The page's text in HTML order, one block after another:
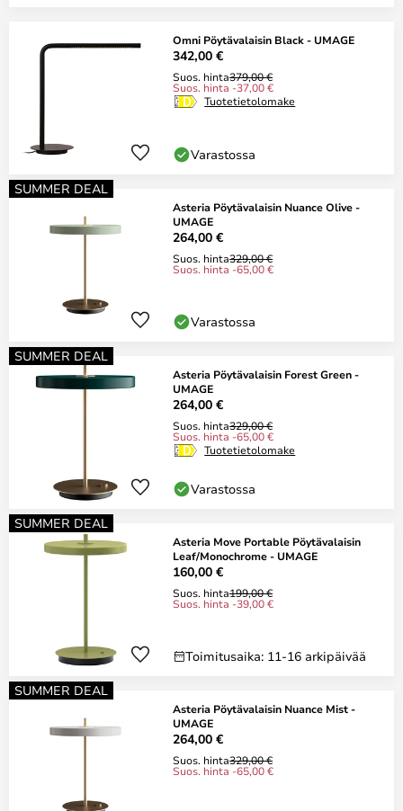
Omni Pöytävalaisin Black - UMAGE
342,00 €
Suos. hinta379,00 €
Suos. hinta -37,00 €
Tuotetietolomake
Varastossa
SUMMER DEAL
Asteria Pöytävalaisin Nuance Olive -
UMAGE
264,00 €
Suos. hinta329,00 €
Suos. hinta -65,00 €
Varastossa
SUMMER DEAL
Asteria Pöytävalaisin Forest Green -
UMAGE
264,00 €
Suos. hinta329,00 €
Suos. hinta -65,00 €
Tuotetietolomake
Varastossa
SUMMER DEAL
Asteria Move Portable Pöytävalaisin
Leaf/Monochrome - UMAGE
160,00 €
Suos. hinta199,00 €
Suos. hinta -39,00 €
Toimitusaika: 11-16 arkipäivää
SUMMER DEAL
Asteria Pöytävalaisin Nuance Mist -
UMAGE
264,00 €
Suos. hinta329,00 €
Suos. hinta -65,00 €